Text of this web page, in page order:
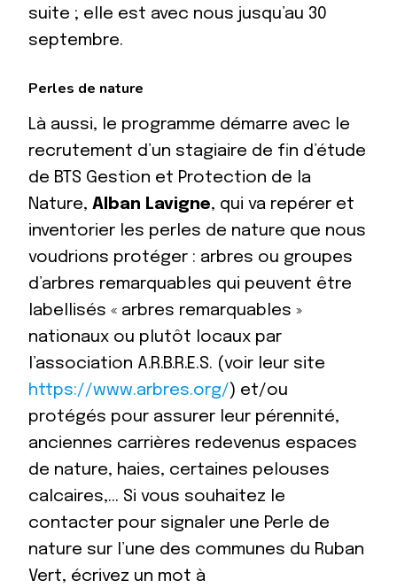
suite ; elle est avec nous jusqu’au 30
septembre.
Perles de nature
Là aussi, le programme démarre avec le
recrutement d’un stagiaire de fin d’étude
de BTS Gestion et Protection de la
Nature, Alban Lavigne, qui va repérer et
inventorier les perles de nature que nous
voudrions protéger : arbres ou groupes
d’arbres remarquables qui peuvent être
labellisés « arbres remarquables »
nationaux ou plutôt locaux par
l’association A.R.B.R.E.S. (voir leur site
https://www.arbres.org/) et/ou
protégés pour assurer leur pérennité,
anciennes carrières redevenus espaces
de nature, haies, certaines pelouses
calcaires,… Si vous souhaitez le
contacter pour signaler une Perle de
nature sur l’une des communes du Ruban
Vert, écrivez un mot à